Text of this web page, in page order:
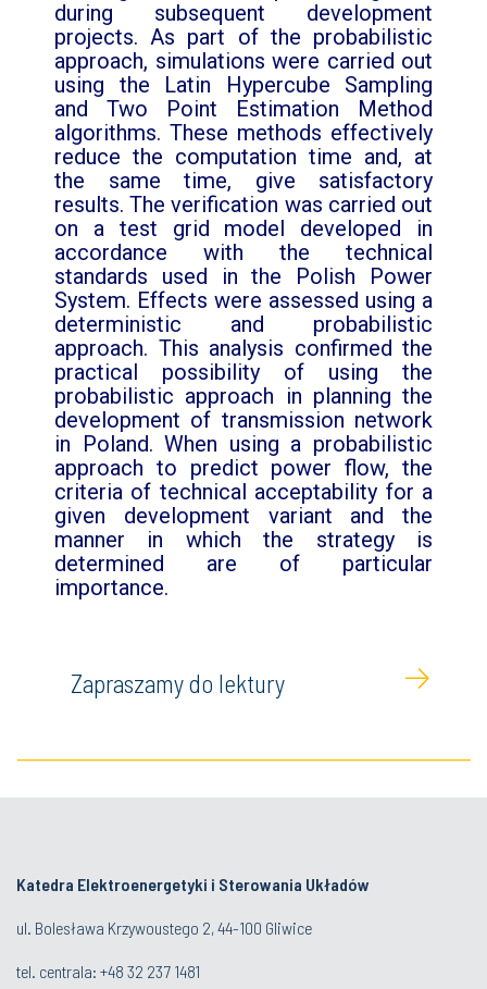
during subsequent development
projects. As part of the probabilistic
approach, simulations were carried out
using the Latin Hypercube Sampling
and Two Point Estimation Method
algorithms. These methods effectively
reduce the computation time and, at
the same time, give satisfactory
results. The verification was carried out
on a test grid model developed in
accordance with the technical
standards used in the Polish Power
System. Effects were assessed using a
deterministic and probabilistic
approach. This analysis confirmed the
practical possibility of using the
probabilistic approach in planning the
development of transmission network
in Poland. When using a probabilistic
approach to predict power flow, the
criteria of technical acceptability for a
given development variant and the
manner in which the strategy is
determined are of particular
importance.
Zapraszamy do lektury
Katedra Elektroenergetyki i Sterowania Układów
ul. Bolesława Krzywoustego 2, 44-100 Gliwice
tel. centrala: +48 32 237 1481